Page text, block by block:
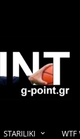
G-
STARILIKI WTF